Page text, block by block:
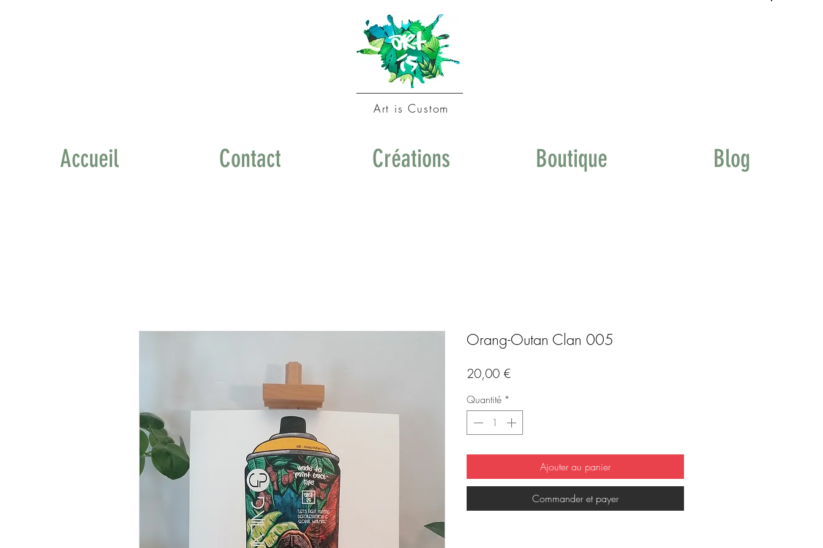
Art is Custom
Accueil Contact Créations Boutique Blog
Orang-Outan Clan 005
20,00 €Prix
Quantité *
Ajouter au panier
Commander et payer